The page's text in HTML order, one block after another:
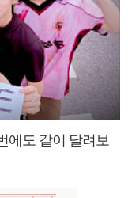
에도 같이 달려보